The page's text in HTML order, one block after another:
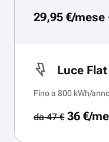
29,95 €/mese
Luce
Fino a 800 kWh/
da 47 €36 €/